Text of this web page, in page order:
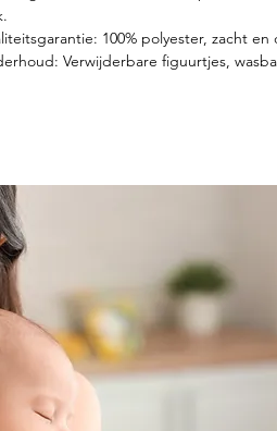
100% polyester, zacht
Verwijderbare figuurtjes,